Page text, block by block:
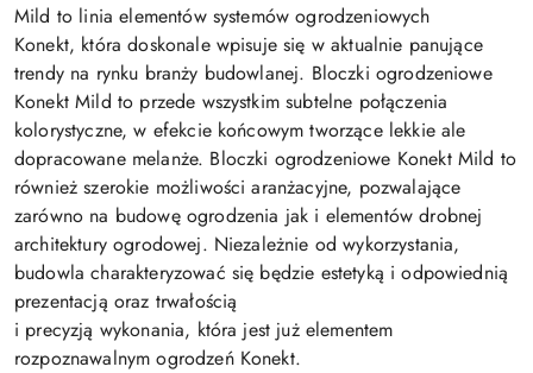
Mild to linia elementów systemów ogrodzeniowych
Konekt, która doskonale wpisuje się w aktualnie panujące
trendy na rynku branży budowlanej. Bloczki ogrodzeniowe
Konekt Mild to przede wszystkim subtelne połączenia
kolorystyczne, w efekcie końcowym tworzące lekkie ale
dopracowane melanże. Bloczki ogrodzeniowe Konekt Mild to
również szerokie możliwości aranżacyjne, pozwalające
zarówno na budowę ogrodzenia jak i elementów drobnej
architektury ogrodowej. Niezależnie od wykorzystania,
budowla charakteryzować się będzie estetyką i odpowiednią
prezentacją oraz trwałością
i precyzją wykonania, która jest już elementem
rozpoznawalnym ogrodzeń Konekt.